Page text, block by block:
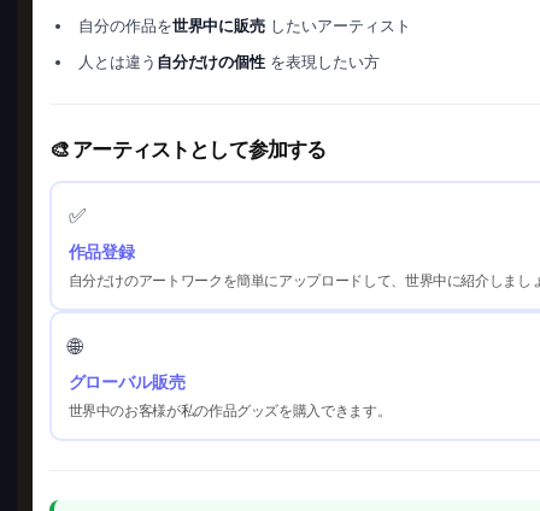
自分の作品を世界中に販売 したいアーティスト
人とは違う 自分だけの個性 を表現したい方
🎨 アーティストとして参加する
✅
作品登録
自分だけのアートワークを簡単にアップロードして、世界中に紹介しまし
🌐
グローバル販売
世界中のお客様が私の作品グッズを購入できます。